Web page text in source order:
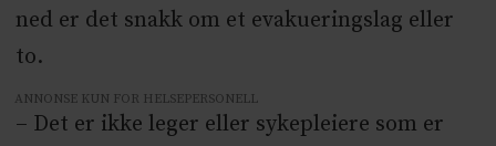
ned er det snakk om et evakueringslag eller
to.
ANNONSE KUN FOR HELSEPERSONELL
– Det er ikke leger eller sykepleiere som er